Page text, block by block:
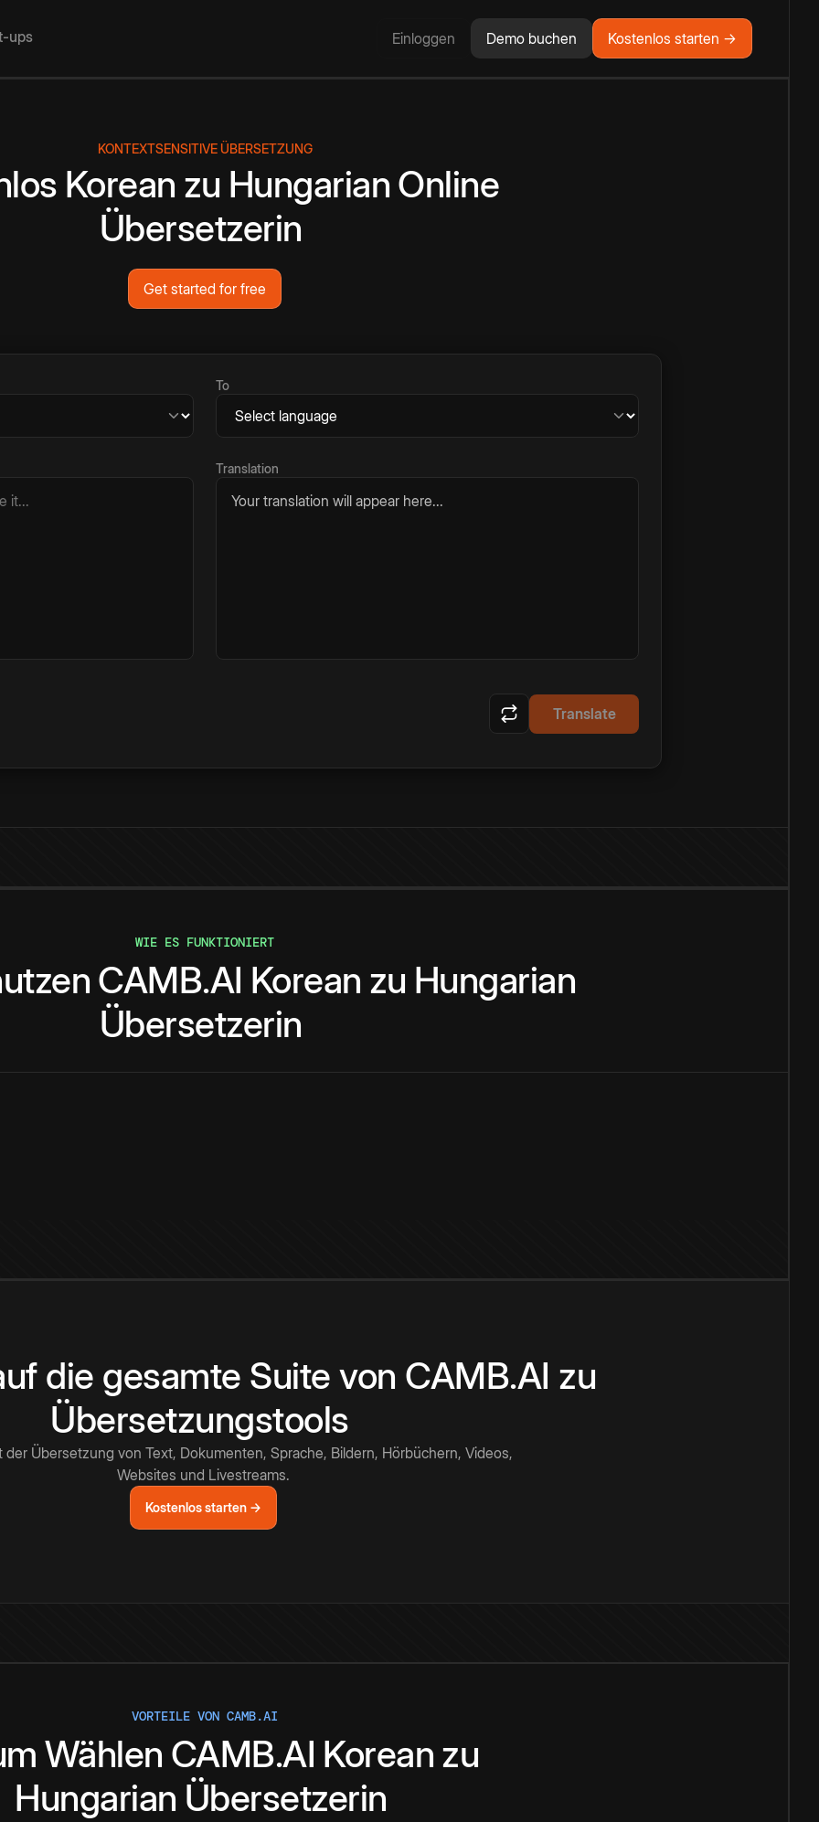
ups Einloggen Demo buchen Kostenlos starten →
KONTEXTSENSITIVE ÜBERSETZUNG
Korean zu Hungarian Online
Übersetzerin
Get started for free
To
Translation
Your translation will appear here...
Translate
WIE ES FUNKTIONIERT
CAMB.AI Korean zu Hungarian
Übersetzerin
die gesamte Suite von CAMB.AI zu
Übersetzungstools
der Übersetzung von Text, Dokumenten, Sprache, Bildern, Hörbüchern, Videos,
Websites und Livestreams.
Kostenlos starten →
VORTEILE VON CAMB.AI
Wählen CAMB.AI Korean zu
Hungarian Übersetzerin